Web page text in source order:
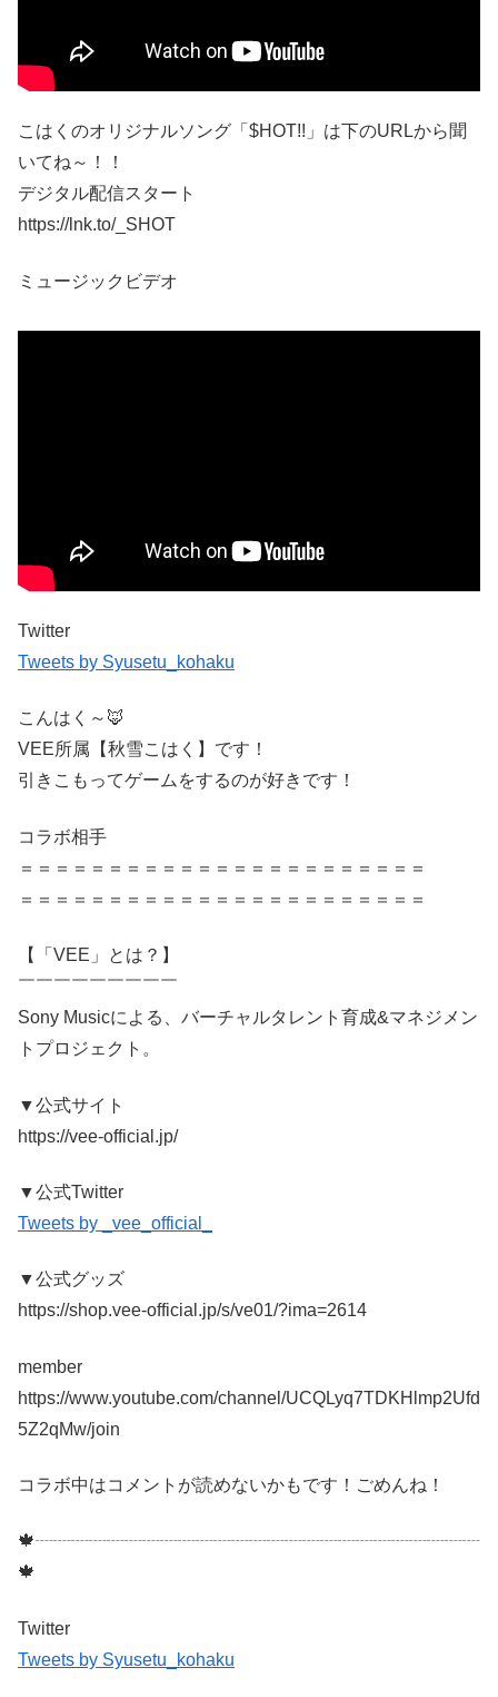
こはくのオリジナルソング「$HOT!!」は下のURLから聞
いてね～！！
デジタル配信スタート
https://lnk.to/_SHOT
ミュージックビデオ
Twitter
Tweets by Syusetu_kohaku
こんはく～🦊
VEE所属【秋雪こはく】です！
引きこもってゲームをするのが好きです！
コラボ相手
＝＝＝＝＝＝＝＝＝＝＝＝＝＝＝＝＝＝＝＝＝＝＝
＝＝＝＝＝＝＝＝＝＝＝＝＝＝＝＝＝＝＝＝＝＝＝
【「VEE」とは？】
￣￣￣￣￣￣￣￣￣
Sony Musicによる、バーチャルタレント育成&マネジメン
トプロジェクト。
▼公式サイト
https://vee-official.jp/
▼公式Twitter
Tweets by _vee_official_
▼公式グッズ
https://shop.vee-official.jp/s/ve01/?ima=2614
member
https://www.youtube.com/channel/UCQLyq7TDKHlmp2Ufd
5Z2qMw/join
コラボ中はコメントが読めないかもです！ごめんね！
🍁┈┈┈┈┈┈┈┈┈┈┈┈┈┈┈┈┈┈┈┈┈┈┈┈┈
🍁
Twitter
Tweets by Syusetu_kohaku